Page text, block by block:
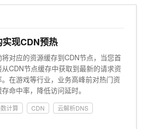
现CDN预热
对应的资源缓存到CDN节点，当您首
CDN节点缓存中获取到最新的请求资
在游戏等行业，业务高峰前对热门资
命中率，降低访问延时。
计算 CDN
云解析DNS